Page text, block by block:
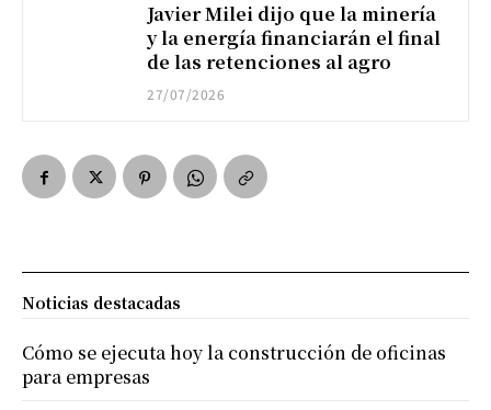
Javier Milei dijo que la minería
y la energía financiarán el final
de las retenciones al agro
27/07/2026
Noticias destacadas
Cómo se ejecuta hoy la construcción de oficinas
para empresas